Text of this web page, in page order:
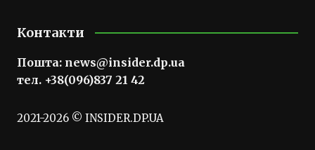
Контакти
Пошта: news@insider.dp.ua
тел. +38(096)837 21 42
2021-2026 © INSIDER.DP.UA